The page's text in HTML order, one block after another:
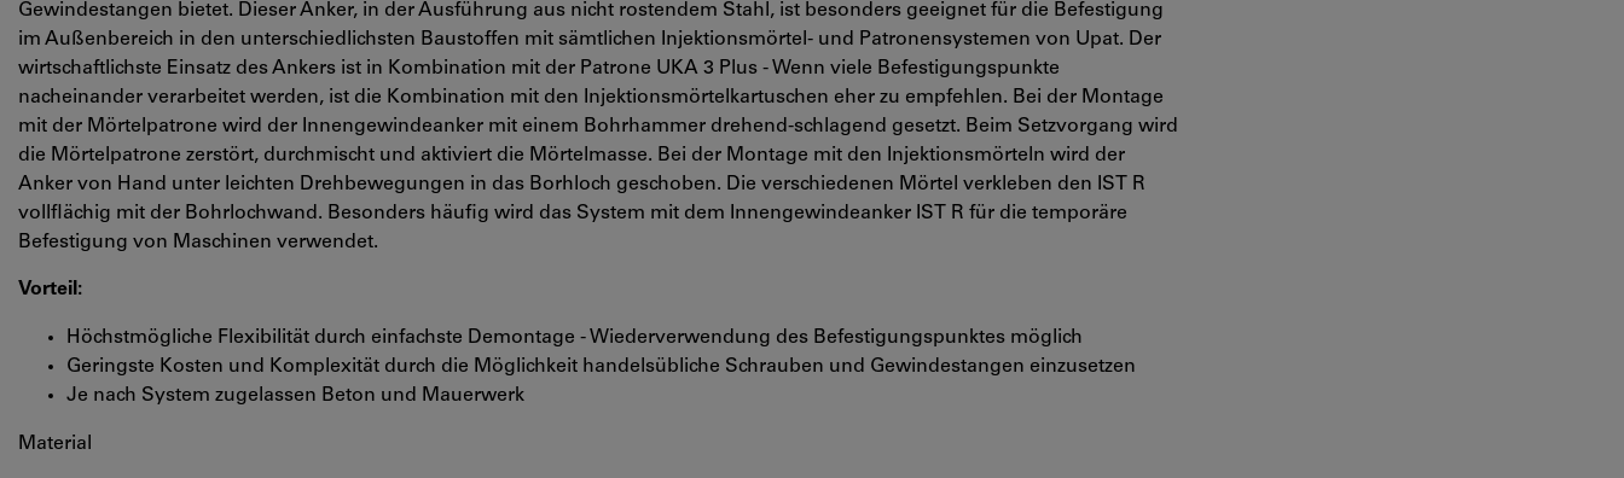
Gewindestangen bietet. Dieser Anker, in der Ausführung aus nicht rostendem Stahl, ist besonders geeignet für die Befestigung
im Außenbereich in den unterschiedlichsten Baustoffen mit sämtlichen Injektionsmörtel- und Patronensystemen von Upat. Der
wirtschaftlichste Einsatz des Ankers ist in Kombination mit der Patrone UKA 3 Plus - Wenn viele Befestigungspunkte
nacheinander verarbeitet werden, ist die Kombination mit den Injektionsmörtelkartuschen eher zu empfehlen. Bei der Montage
mit der Mörtelpatrone wird der Innengewindeanker mit einem Bohrhammer drehend-schlagend gesetzt. Beim Setzvorgang wird
die Mörtelpatrone zerstört, durchmischt und aktiviert die Mörtelmasse. Bei der Montage mit den Injektionsmörteln wird der
Anker von Hand unter leichten Drehbewegungen in das Borhloch geschoben. Die verschiedenen Mörtel verkleben den IST R
vollflächig mit der Bohrlochwand. Besonders häufig wird das System mit dem Innengewindeanker IST R für die temporäre
Befestigung von Maschinen verwendet.
Vorteil:
Höchstmögliche Flexibilität durch einfachste Demontage - Wiederverwendung des Befestigungspunktes möglich
Geringste Kosten und Komplexität durch die Möglichkeit handelsübliche Schrauben und Gewindestangen einzusetzen
Je nach System zugelassen Beton und Mauerwerk
Material